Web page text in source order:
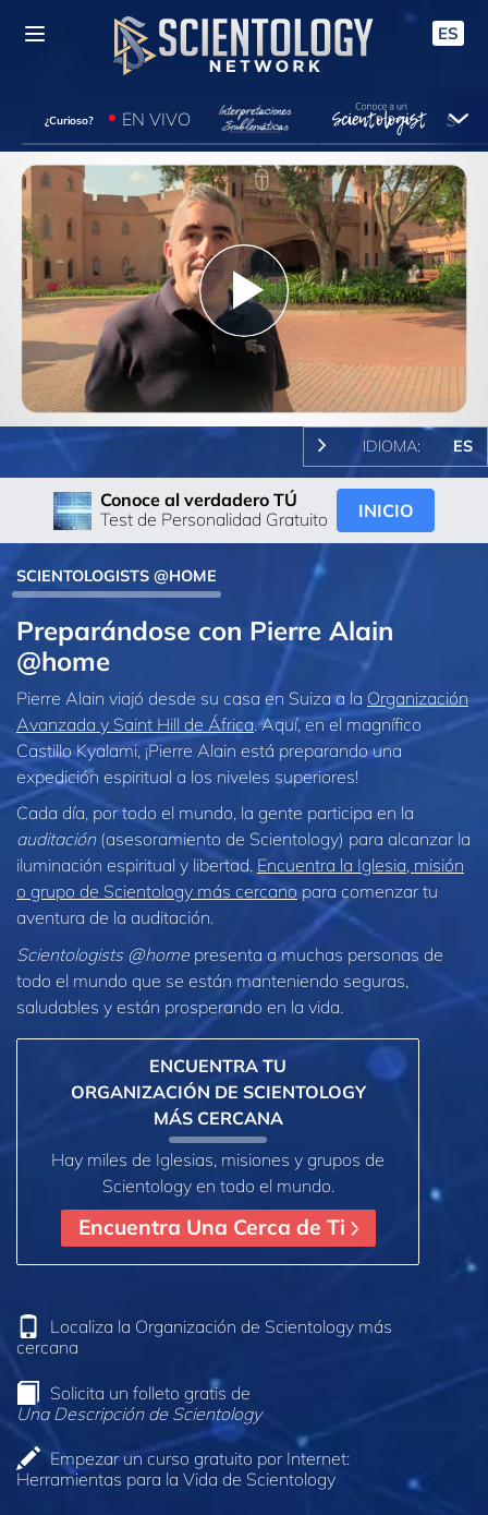
ES
¿Curioso? EN VIVO
Play
Video
IDIOMA: ES
Conoce al verdadero TÚ
Test de Personalidad Gratuito
INICIO
SCIENTOLOGISTS @HOME
Preparándose con Pierre Alain
@home
Pierre Alain viajó desde su casa en Suiza a la Organización
Avanzada y Saint Hill de África. Aquí, en el magnífico
Castillo Kyalami, ¡Pierre Alain está preparando una
expedición espiritual a los niveles superiores!
Cada día, por todo el mundo, la gente participa en la
auditación(asesoramiento de Scientology) para alcanzar la
iluminación espiritual y libertad. Encuentra la Iglesia, misión
o grupo de Scientology más cercano para comenzar tu
aventura de la auditación.
Scientologists @home presenta a muchas personas de
todo el mundo que se están manteniendo seguras,
saludables y están prosperando en la vida.
ENCUENTRA TU
ORGANIZACIÓN DE SCIENTOLOGY
MÁS CERCANA
Hay miles de Iglesias, misiones y grupos de
Scientology en todo el mundo.
Encuentra Una Cerca de Ti
Localiza la Organización de Scientology más
cercana
Solicita un folleto gratis de
Una Descripción de Scientology
Empezar un curso gratuito por Internet:
Herramientas para la Vida de Scientology